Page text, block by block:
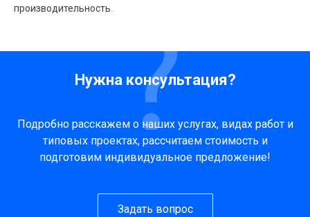
производительность.
Нужна консультация?
Подробно расскажем о наших услугах, видах работ и
типовых проектах, рассчитаем стоимость и
подготовим индивидуальное предложение!
Задать вопрос